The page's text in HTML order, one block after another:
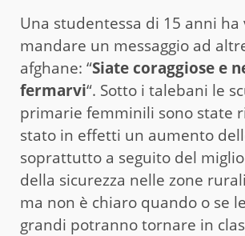
Una studentessa di 15 anni ha
mandare un messaggio ad
afghane: “Siate coraggiose e
fermarvi“. Sotto i talebani le
primarie femminili sono state
stato in effetti un aumento
soprattutto a seguito del
della sicurezza nelle zone
ma non è chiaro quando o se
grandi potranno tornare in